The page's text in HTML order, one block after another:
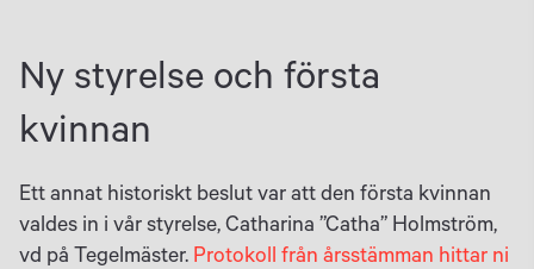
Ny styrelse och första
kvinnan
Ett annat historiskt beslut var att den första kvinnan
valdes in i vår styrelse, Catharina ”Catha” Holmström,
vd på Tegelmäster. Protokoll från årsstämman hittar ni